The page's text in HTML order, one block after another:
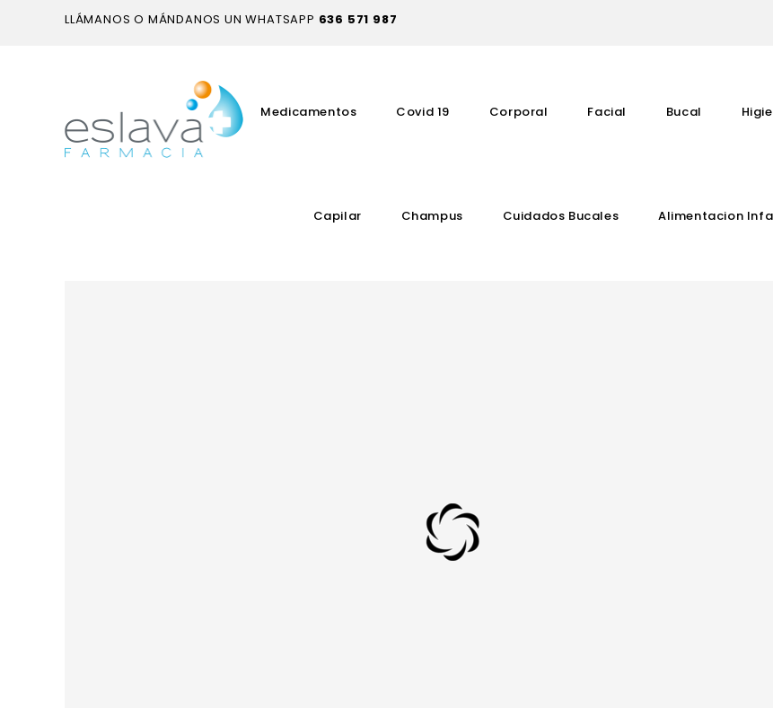
LLÁMANOS O MÁNDANOS UN WHATSAPP 636 571 987
Medicamentos Covid 19 Corporal Facial Bucal
Capilar Champus Cuidados Bucales Alimentacion